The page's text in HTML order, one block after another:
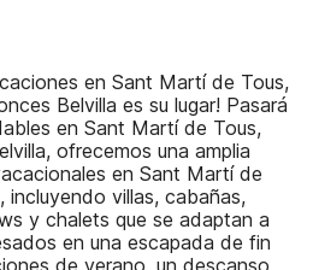
en Sant Martí de Tous,
Belvilla es su lugar! Pasará
en Sant Martí de Tous,
ofrecemos una amplia
en Sant Martí de
incluyendo villas, cabañas,
y chalets que se adaptan a
en una escapada de fin
de verano, un descanso